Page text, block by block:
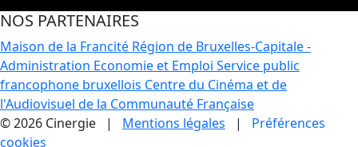
NOS PARTENAIRES
Maison de la Francité Région de Bruxelles-Capitale -
Administration Economie et Emploi Service public
francophone bruxellois Centre du Cinéma et de
l'Audiovisuel de la Communauté Française
© 2026 Cinergie | Mentions légales | Préférences
cookies